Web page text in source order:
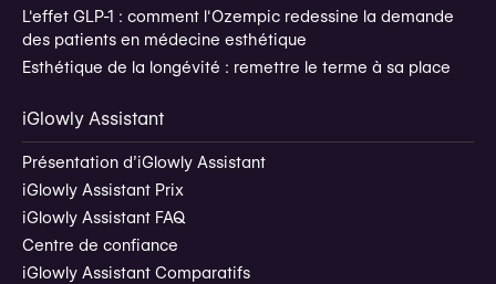
L'effet GLP-1 : comment l'Ozempic redessine la demande
des patients en médecine esthétique
Esthétique de la longévité : remettre le terme à sa place
iGlowly Assistant
Présentation d’iGlowly Assistant
iGlowly Assistant Prix
iGlowly Assistant FAQ
Centre de confiance
iGlowly Assistant Comparatifs